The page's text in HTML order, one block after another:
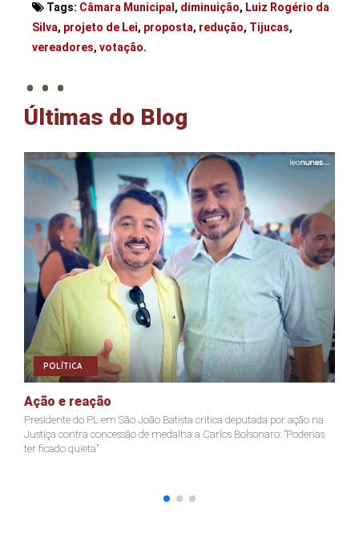
Tags: Câmara Municipal , diminuição, Luiz Rogério da
Silva, projeto de Lei, proposta, redução, Tijucas,
vereadores, votação.
. . .
Últimas do Blog
POLÍTICA
Ação e reação
Presidente do PL em São João Batista critica deputada por ação na
Justiça contra concessão de medalha a Carlos Bolsonaro: "Poderias
ter ficado quieta"